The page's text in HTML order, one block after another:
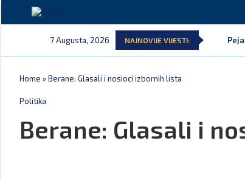
7 Augusta, 2026 NAJNOVIJE VIJESTI:
Home »Berane: Glasali i nosioci izbornih lista
Politika
Berane: Glasali i